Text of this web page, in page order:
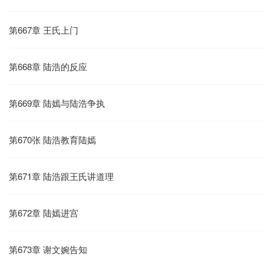
第667章 王氏上门
第668章 陆浩的反应
第669章 陆嫣与陆浩争执
第670张 陆浩教育陆嫣
第671章 陆浩跟王氏讲道理
第672章 陆嫣进宫
第673章 谢文婉告知